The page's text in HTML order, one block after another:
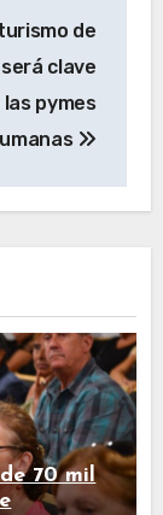
de
clave
pymes
70 mil